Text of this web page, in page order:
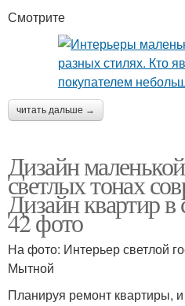
Смотрите
читать дальше →
Дизайн
светлых тонах
Дизайн квартир в
42 фото
На фото: Интерьер светлой
Мытной
Планируя ремонт квартиры,